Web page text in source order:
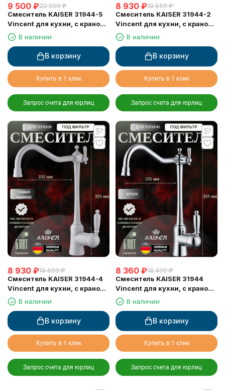
9 500 ₽20 900 ₽
Смеситель KAISER 31944-5
Vincent для кухни, с краном
для питьевой воды, серебро
В наличии
В корзину
Купить в 1 клик
Запрос счета для юрлиц
8 930 ₽19 650 ₽
Смеситель KAISER 31944-2
Vincent для кухни, с краном
для питьевой воды, черный
мрамор
В наличии
В корзину
Купить в 1 клик
Запрос счета для юрлиц
8 930 ₽19 650 ₽
Смеситель KAISER 31944-4
Vincent для кухни, с краном
для питьевой воды, серый
мрамор
В наличии
В корзину
Купить в 1 клик
Запрос счета для юрлиц
8 360 ₽18 400 ₽
Смеситель KAISER 31944
Vincent для кухни, с краном
для питьевой воды, хром
В наличии
В корзину
Купить в 1 клик
Запрос счета для юрлиц